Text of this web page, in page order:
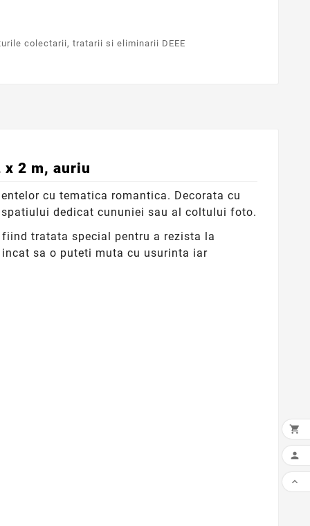
colectarii, tratarii si eliminarii DEEE
2 m, auriu
cu tematica romantica. Decorata cu
dedicat cununiei sau al coltului foto.
tratata special pentru a rezista la
sa o puteti muta cu usurinta iar


